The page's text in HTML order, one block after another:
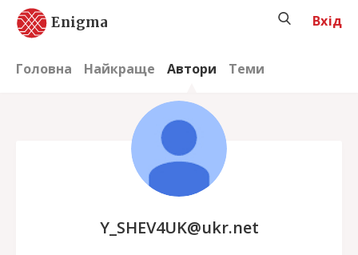
Enigma
Головна Найкраще Автори Теми
Вхід
Y_SHEV4UK@ukr.net